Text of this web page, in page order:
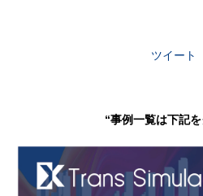
ツイート
“事例一覧は下記